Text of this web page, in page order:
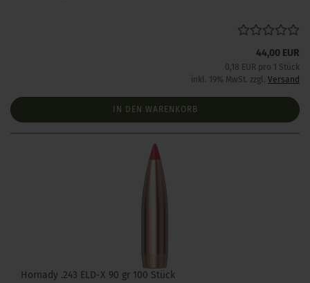
44,00 EUR
0,18 EUR pro 1 Stück
inkl. 19% MwSt. zzgl. Versand
IN DEN WARENKORB
Hornady .243 ELD-X 90 gr 100 Stück